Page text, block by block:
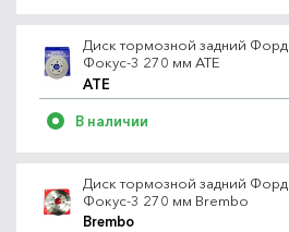
Диск тормозной задний Форд
Фокус-3 270 мм ATE
ATE
В наличии
Диск тормозной задний Форд
Фокус-3 270 мм Brembo
Brembo